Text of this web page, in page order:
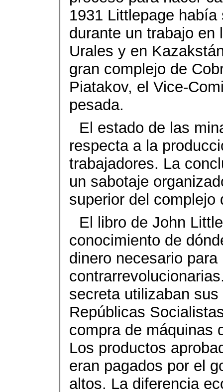
1931 Littlepage
durante un trabajo
Urales y en
gran complejo de
Piatakov, el Vice-
pesada.
El estado de las
respecta a la
trabajadores. La
un sabotaje
superior del complejo
El libro de John
conocimiento de
dinero necesario
secreta utilizaban
Repúblicas
compra de máquinas
Los productos
eran pagados por el
altos. La diferencia